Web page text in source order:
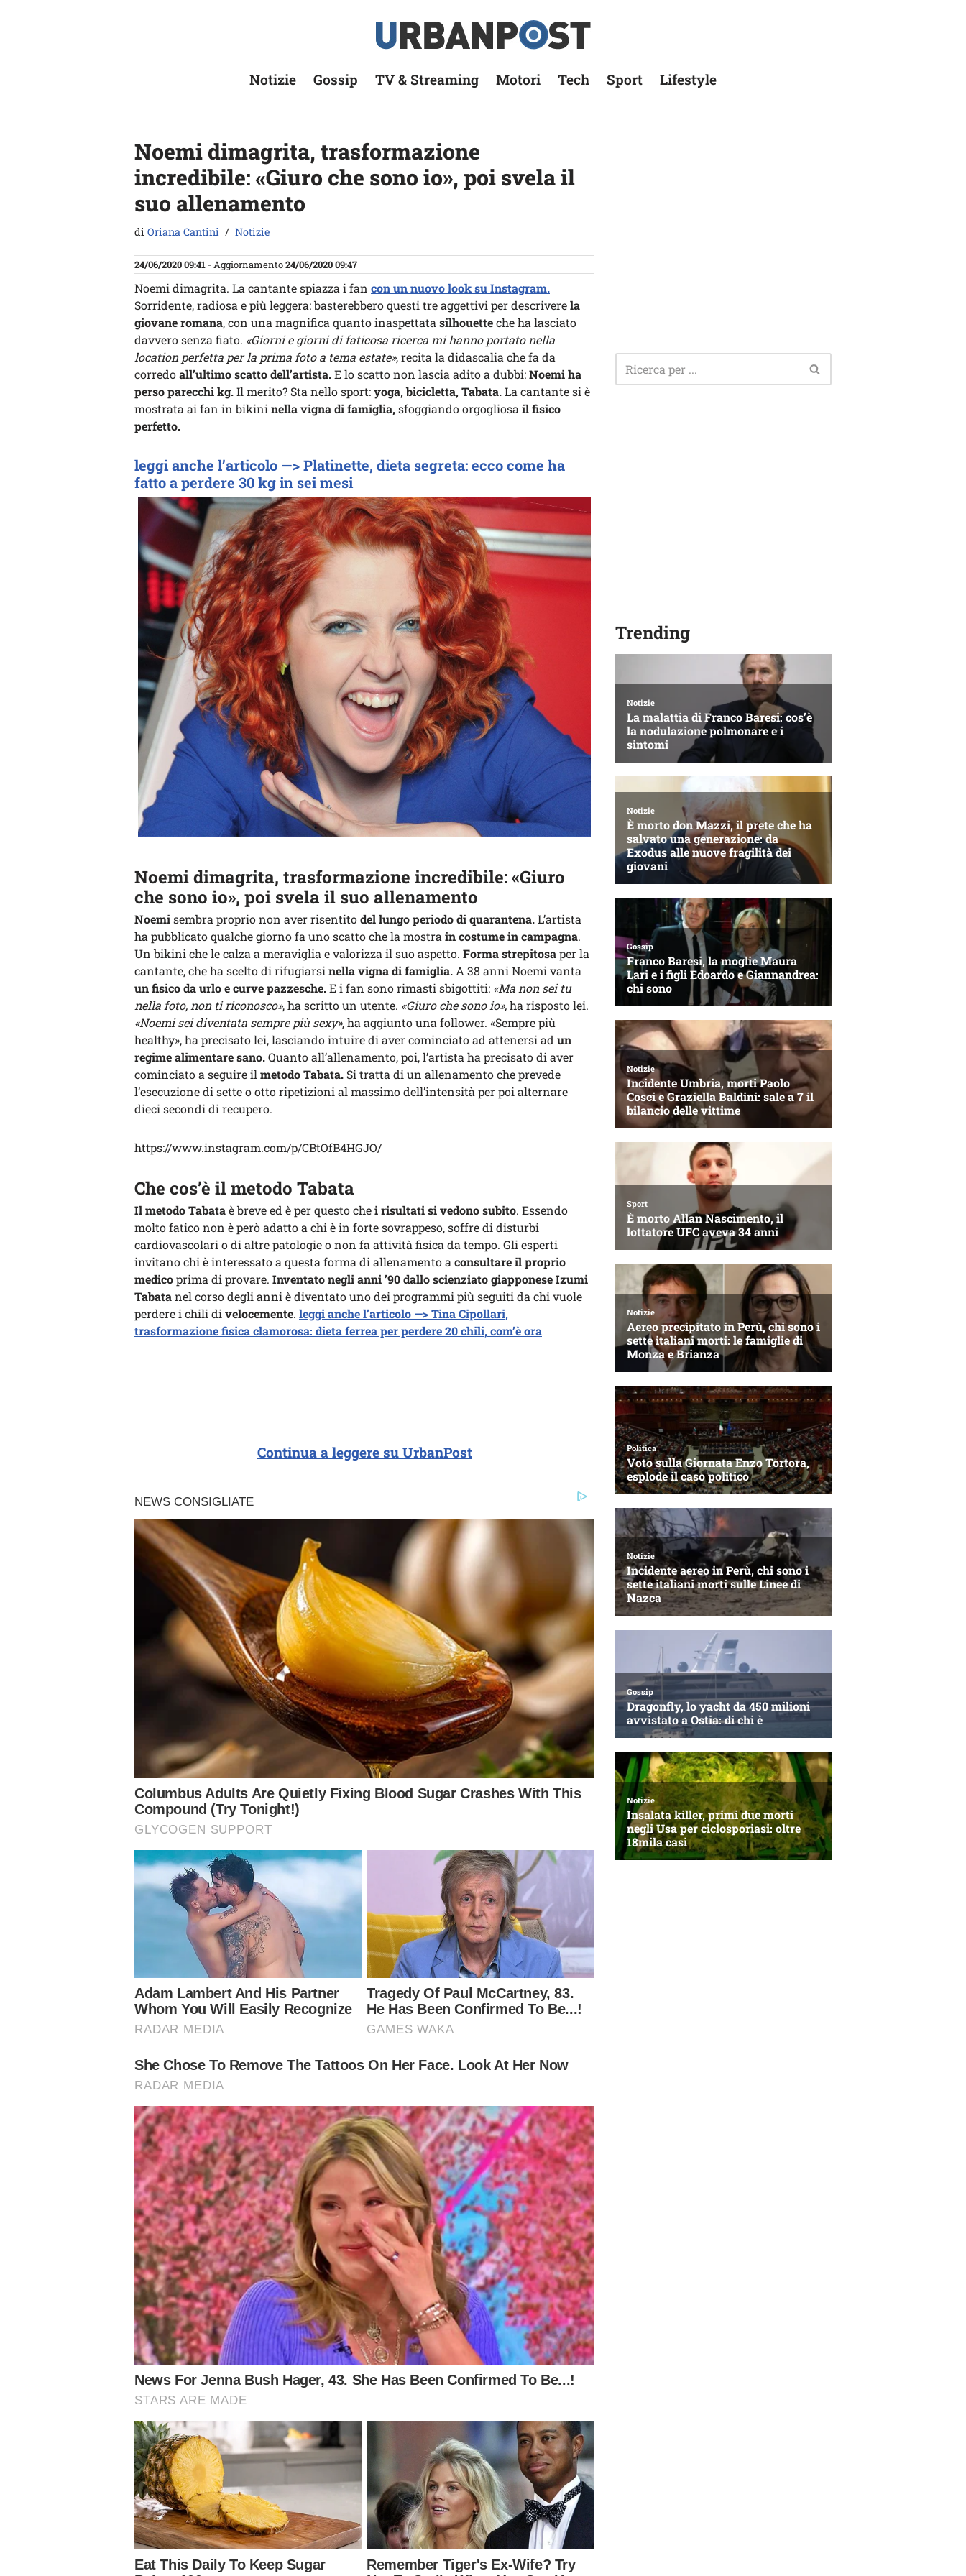
Notizie Gossip TV & Streaming Motori Tech Sport Lifestyle
Noemi dimagrita, trasformazione
incredibile: «Giuro che sono io», poi svela il
suo allenamento
di Oriana Cantini Notizie
24/06/2020 09:41 - Aggiornamento24/06/2020 09:47
Noemi dimagrita. La cantante spiazza i fan con un nuovo look su Instagram.
Sorridente, radiosa e più leggera: basterebbero questi tre aggettivi per descriverela
giovane romana, con una magnifica quanto inaspettata silhouetteche ha lasciato
davvero senza fiato. «Giorni e giorni di faticosa ricerca mi hanno portato nella
location perfetta per la prima foto a tema estate», recita la didascalia che fa da
corredoall’ultimo scatto dell’artista.E lo scatto non lascia adito a dubbi:Noemi ha
perso parecchi kg.Il merito? Sta nello sport:yoga, bicicletta, Tabata.La cantante si è
mostrata ai fan in bikini nella vigna di famiglia,sfoggiando orgogliosa il fisico
perfetto.
leggi anche l’articolo —> Platinette, dieta segreta: ecco come ha
fatto a perdere 30 kg in sei mesi
Noemi dimagrita, trasformazione incredibile: «Giuro
che sono io», poi svela il suo allenamento
Noemisembra proprio non aver risentitodel lungo periodo di quarantena.L’artista
ha pubblicato qualche giorno fa uno scatto che la mostra in costume in campagna.
Un bikini che le calza a meraviglia e valorizza il suo aspetto. Forma strepitosaper la
cantante, che ha scelto di rifugiarsi nella vigna di famiglia. A 38 anni Noemi vanta
un fisico da urlo e curve pazzesche.E i fan sono rimasti sbigottiti: «Ma non sei tu
nella foto, non ti riconosco», ha scritto un utente. «Giuro che sono io»,ha risposto lei.
«Noemi sei diventata sempre più sexy», ha aggiunto una follower. «Sempre più
healthy», ha precisato lei, lasciando intuire di aver cominciato ad attenersi ad un
regime alimentare sano.Quanto all’allenamento, poi, l’artista ha precisato di aver
cominciato a seguire il metodo Tabata. Si tratta di un allenamento che prevede
l’esecuzione di sette o otto ripetizioni al massimo dell’intensità per poi alternare
dieci secondi di recupero.
https://www.instagram.com/p/CBtOfB4HGJO/
Che cos’è il metodo Tabata
Il metodo Tabataè breve ed è per questo chei risultati si vedono subito. Essendo
molto fatico non è però adatto a chi è in forte sovrappeso, soffre di disturbi
cardiovascolari o di altre patologie o non fa attività fisica da tempo. Gli esperti
invitano chi è interessato a questa forma di allenamento a consultare il proprio
medicoprima di provare. Inventato negli anni ’90 dallo scienziato giapponese Izumi
Tabatanel corso degli anni è diventato uno dei programmi più seguiti da chi vuole
perdere i chili di velocemente. leggi anche l’articolo —> Tina Cipollari,
trasformazione fisica clamorosa: dieta ferrea per perdere 20 chili, com’è ora
Continua a leggere su UrbanPost
Trending